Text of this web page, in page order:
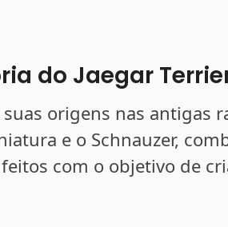
do Jaegar
suas origens nas antigas
e o Schnauzer,
com o objetivo de